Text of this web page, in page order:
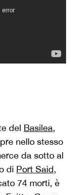
del Basilea,
nello stesso
da sotto al
di Port Said,
74 morti, è